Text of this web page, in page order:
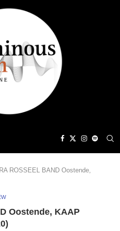
ROSSEEL BAND Oostende,
Oostende, KAAP